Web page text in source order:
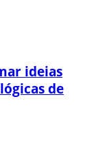
ideias
de